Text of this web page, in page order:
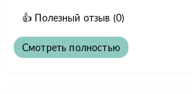
👍 Полезный отзыв (0)
Смотреть полностью